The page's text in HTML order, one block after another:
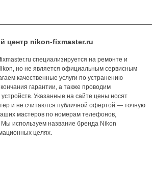
центр nikon-fixmaster.ru
специализируется на ремонте и
но не является официальным сервисным
качественные услуги по устранению
гарантии, а также проводим
устройств. Указанные на сайте цены носят
и не считаются публичной офертой — точную
мастеров по номерам телефонов,
используем название бренда Nikon
целях.